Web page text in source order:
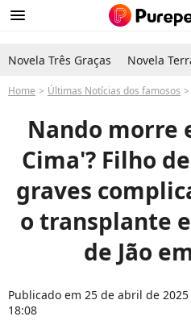
menu
Novela Três Graças Novela
Home Últimas Notícias dos famosos
Nando morre
Cima'? Filho
graves
o transplante
de Jão
Publicado em 25 de abril de 2025
18:08